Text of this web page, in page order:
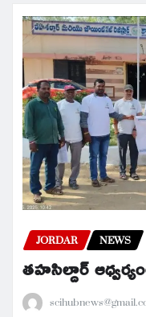
JORDAR NEWS
తహసిల్దార్